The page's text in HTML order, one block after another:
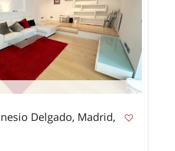
Delgado, Madrid,